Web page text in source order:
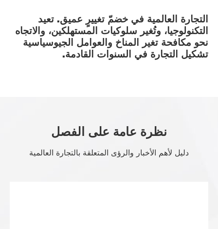
التجارة العالمية في خضمّ تغييرٍ عميق. تعيد
التكنولوجيا، وتُغير سلوكيات المستهلكين، والاتجاه
نحو مكافحة تغير المناخ والعوامل الجيوسياسية
تشكيل التجارة في السنوات القادمة.
نظرة عامة على الفصل
دليل لأهم الأخبار والرؤى المتعلقة بالتجارة العالمية